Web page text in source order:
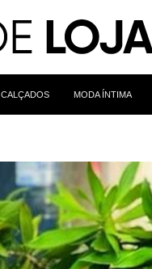
CALÇADOS MODA ÍNTIMA